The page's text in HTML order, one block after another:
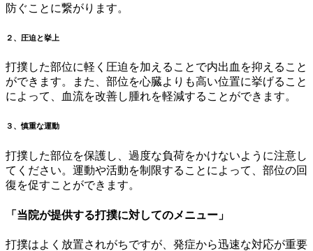
防ぐことに繋がります。
２、圧迫と挙上
打撲した部位に軽く圧迫を加えることで内出血を抑えること
ができます。また、部位を心臓よりも高い位置に挙げること
によって、血流を改善し腫れを軽減することができます。
３、慎重な運動
打撲した部位を保護し、過度な負荷をかけないように注意し
てください。運動や活動を制限することによって、部位の回
復を促すことができます。
「当院が提供する打撲に対してのメニュー」
打撲はよく放置されがちですが、発症から迅速な対応が重要